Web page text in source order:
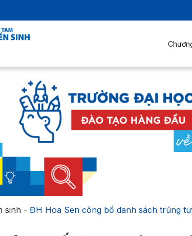
sinh- ĐH Hoa Sen công bố danh sách trúng